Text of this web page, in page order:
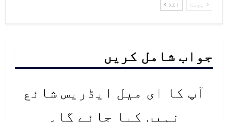
پچھلا اگلا
جواب شامل کریں
آپ کا ای میل ایڈریس شائع
نہیں کیا جائے گا۔